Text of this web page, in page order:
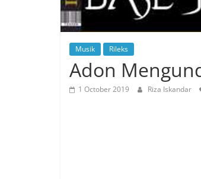
Musik Rileks
Adon
1 October 2019 Riza Iskandar